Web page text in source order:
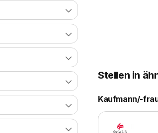
Stellen in
Kaufmann/-